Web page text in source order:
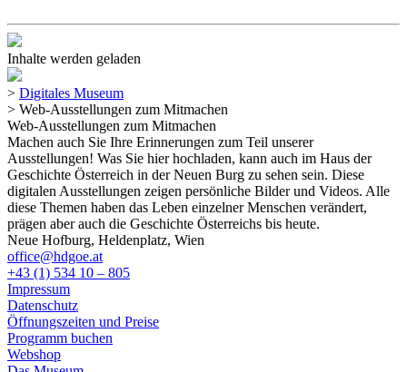
Inhalte werden geladen
> Digitales Museum
> Web-Ausstellungen zum Mitmachen
Web-Ausstellungen zum Mitmachen
Machen auch Sie Ihre Erinnerungen zum Teil unserer
Ausstellungen! Was Sie hier hochladen, kann auch im Haus der
Geschichte Österreich in der Neuen Burg zu sehen sein. Diese
digitalen Ausstellungen zeigen persönliche Bilder und Videos. Alle
diese Themen haben das Leben einzelner Menschen verändert,
prägen aber auch die Geschichte Österreichs bis heute.
Neue Hofburg, Heldenplatz, Wien
office@hdgoe.at
+43 (1) 534 10 – 805
Impressum
Datenschutz
Öffnungszeiten und Preise
Programm buchen
Webshop